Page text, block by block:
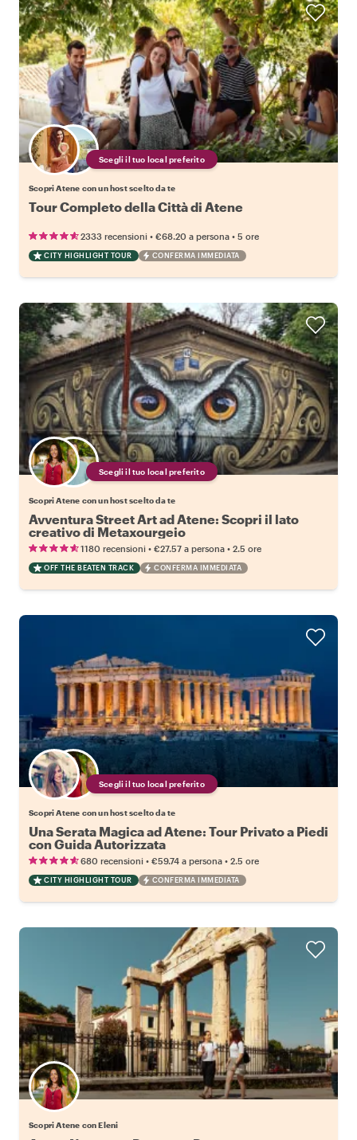
Scegli il tuo local preferito
Scopri Atene con un host scelto da te
Tour Completo della Città di Atene
2333 recensioni • €68.20 a persona • 5 ore
CITY HIGHLIGHT TOUR CONFERMA IMMEDIATA
Scegli il tuo local preferito
Scopri Atene con un host scelto da te
Avventura Street Art ad Atene: Scopri il lato
creativo di Metaxourgeio
1180 recensioni • €27.57 a persona • 2.5 ore
OFF THE BEATEN TRACK CONFERMA IMMEDIATA
Scegli il tuo local preferito
Scopri Atene con un host scelto da te
Una Serata Magica ad Atene: Tour Privato a Piedi
con Guida Autorizzata
680 recensioni • €59.74 a persona • 2.5 ore
CITY HIGHLIGHT TOUR CONFERMA IMMEDIATA
Scopri Atene con Eleni